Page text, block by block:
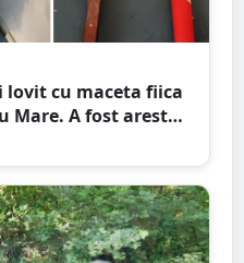
lovit cu maceta fiica
Mare. A fost arestat